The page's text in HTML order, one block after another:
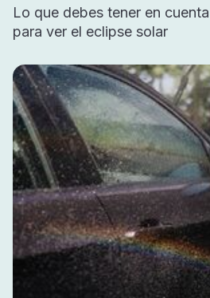
Lo que debes tener en
para ver el eclipse solar